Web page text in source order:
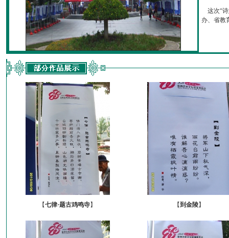
这次“诗
办、省教
【七律·题古鸡鸣寺】 【到金陵】